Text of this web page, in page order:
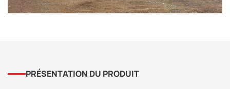
PRÉSENTATION DU PRODUIT